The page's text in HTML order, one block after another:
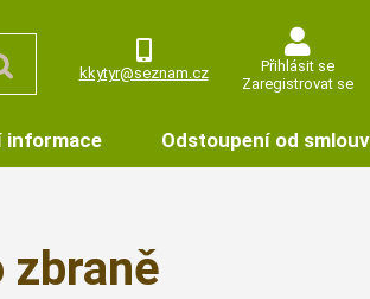
kkytyr@seznam.cz
Přihlásit se
Zaregistrovat se
informace Odstoupení od
zbraně